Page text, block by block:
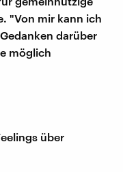
"Von mir kann ich
darüber
möglich
über